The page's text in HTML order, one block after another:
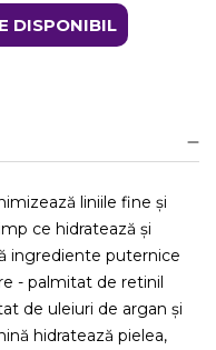
DISPONIBIL
liniile fine și
ce hidratează și
ingrediente puternice
- palmitat de retinil
de uleiuri de argan și
hidratează pielea,